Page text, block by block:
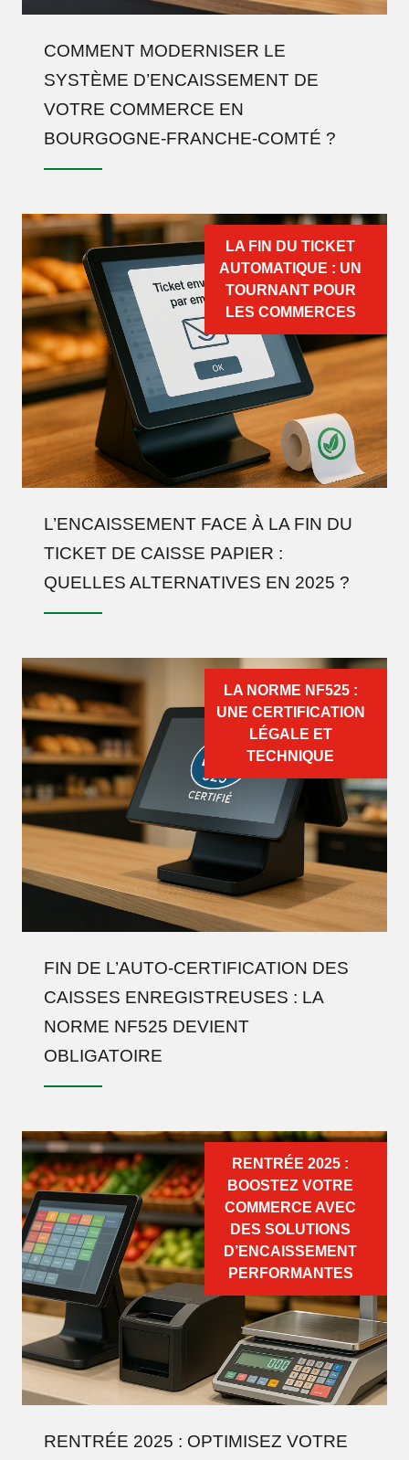
COMMENT MODERNISER LE
SYSTÈME D’ENCAISSEMENT DE
VOTRE COMMERCE EN
BOURGOGNE-FRANCHE-COMTÉ ?
L’ENCAISSEMENT FACE À LA FIN DU
TICKET DE CAISSE PAPIER :
QUELLES ALTERNATIVES EN 2025 ?
LA FIN DU TICKET
AUTOMATIQUE : UN
TOURNANT POUR
LES COMMERCES
FIN DE L’AUTO-CERTIFICATION DES
CAISSES ENREGISTREUSES : LA
NORME NF525 DEVIENT
OBLIGATOIRE
LA NORME NF525 :
UNE CERTIFICATION
LÉGALE ET
TECHNIQUE
RENTRÉE 2025 : OPTIMISEZ VOTRE
RENTRÉE 2025 :
BOOSTEZ VOTRE
COMMERCE AVEC
DES SOLUTIONS
D’ENCAISSEMENT
PERFORMANTES